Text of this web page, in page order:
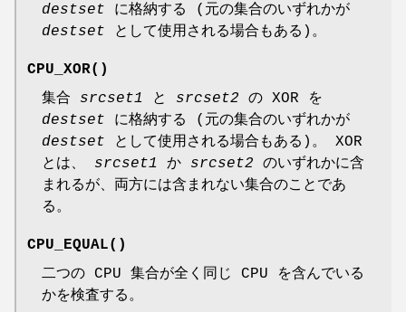
destset に格納する (元の集合のいずれかが
destset として使用される場合もある)。
CPU_XOR()
集合 srcset1 と srcset2 の XOR を
destset に格納する (元の集合のいずれかが
destset として使用される場合もある)。 XOR
とは、 srcset1 か srcset2 のいずれかに含
まれるが、両方には含まれない集合のことであ
る。
CPU_EQUAL()
二つの CPU 集合が全く同じ CPU を含んでいる
かを検査する。